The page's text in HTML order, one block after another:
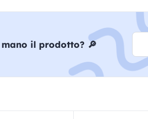
il prodotto? 🔎